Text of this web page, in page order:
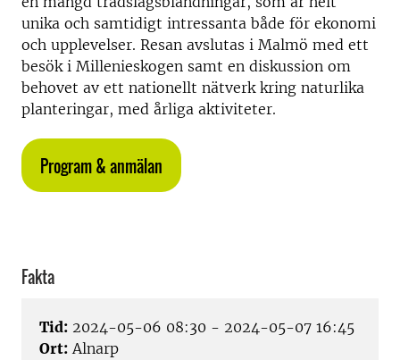
unika och samtidigt intressanta både för ekonomi
och upplevelser. Resan avslutas i Malmö med ett
besök i Millenieskogen samt en diskussion om
behovet av ett nationellt nätverk kring naturlika
planteringar, med årliga aktiviteter.
Program & anmälan
Fakta
Tid: 2024-05-06 08:30 - 2024-05-07 16:45
Ort: Alnarp